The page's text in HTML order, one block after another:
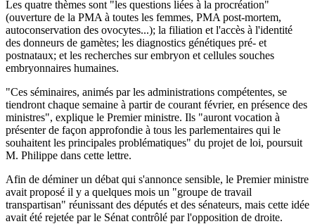
Les quatre thèmes sont "les questions liées à la procréation"
(ouverture de la PMA à toutes les femmes, PMA post-mortem,
autoconservation des ovocytes...); la filiation et l'accès à l'identité
des donneurs de gamètes; les diagnostics génétiques pré- et
postnataux; et les recherches sur embryon et cellules souches
embryonnaires humaines.
"Ces séminaires, animés par les administrations compétentes, se
tiendront chaque semaine à partir de courant février, en présence des
ministres", explique le Premier ministre. Ils "auront vocation à
présenter de façon approfondie à tous les parlementaires qui le
souhaitent les principales problématiques" du projet de loi, poursuit
M. Philippe dans cette lettre.
Afin de déminer un débat qui s'annonce sensible, le Premier ministre
avait proposé il y a quelques mois un "groupe de travail
transpartisan" réunissant des députés et des sénateurs, mais cette idée
avait été rejetée par le Sénat contrôlé par l'opposition de droite.